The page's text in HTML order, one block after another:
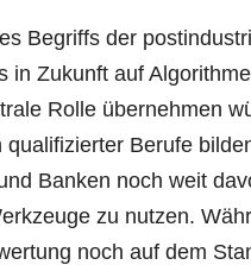
Begriffs der
in Zukunft auf
Rol­le über­neh­men
Beru­fe
Ban­ken noch weit
zu nut­zen.
noch auf dem